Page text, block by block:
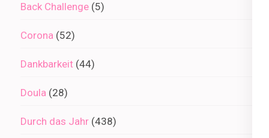
Back Challenge (5)
Corona (52)
Dankbarkeit (44)
Doula (28)
Durch das Jahr (438)